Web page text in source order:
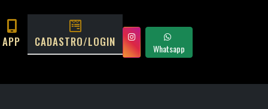
APP CADASTRO/LOGIN Whatsapp